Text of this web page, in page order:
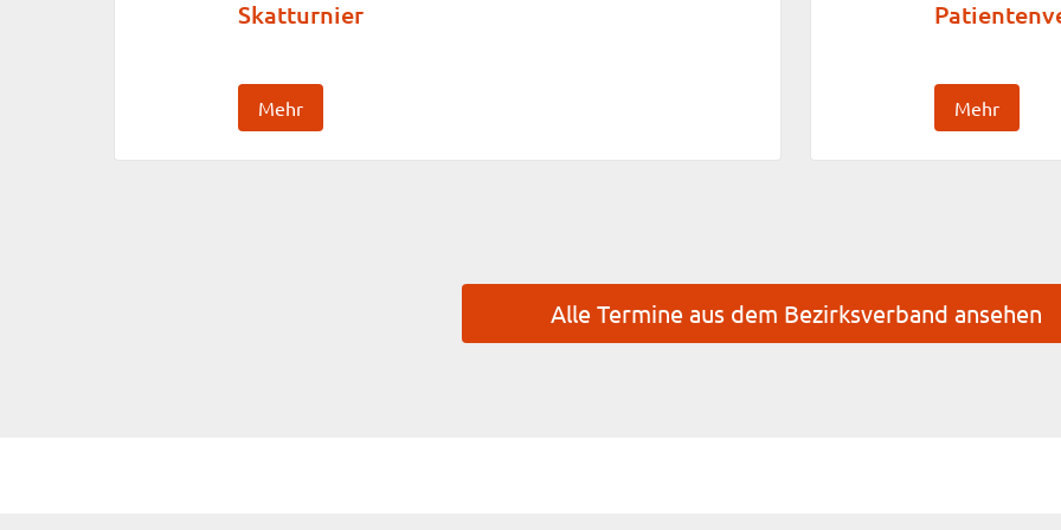
Skatturnier
Mehr Mehr
Alle Termine aus dem Bezirksverband ansehen